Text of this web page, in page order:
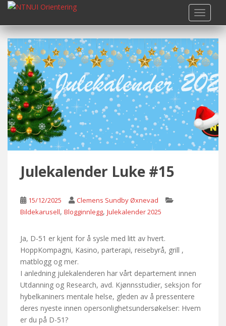
i
Julekalender Luke #15
15/12/2025
Clemens Sundby Øxnevad
Bildekarusell, Blogginnlegg, Julekalender 2025
Ja, D-51 er kjent for å sysle med litt av hvert.
HoppKompagni, Kasino, parterapi, reisebyrå, grill ,
matblogg og mer.
I anledning julekalenderen har vårt departement innen
Utdanning og Research, avd. Kjønnsstudier, seksjon for
hybelkaniners mentale helse, gleden av å pressentere
deres nyeste innen opersonlighetsundersøkelser: Hvem
er du på D-51?